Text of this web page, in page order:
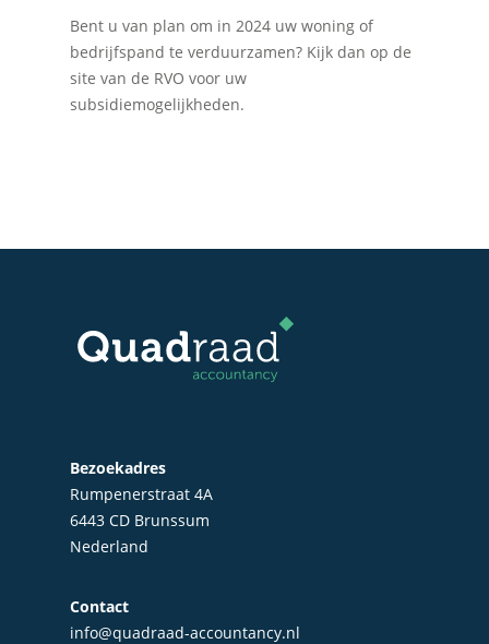
Bent u van plan om in 2024 uw woning of
bedrijfspand te verduurzamen? Kijk dan op de
site van de RVO voor uw
subsidiemogelijkheden.
Bezoekadres
Rumpenerstraat 4A
6443 CD Brunssum
Nederland
Contact
info@quadraad-accountancy.nl